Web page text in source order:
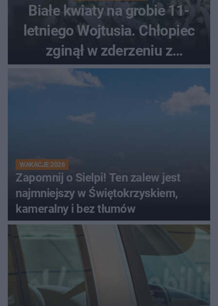
Białe kwiaty na grobie 11-
letniego Wojtusia. Chłopiec
zginął w zderzeniu z
kombajnem
WAKACJE 2026
Zapomnij o Sielpi! Ten zalew jest
najmniejszy w Świętokrzyskiem,
kameralny i bez tłumów